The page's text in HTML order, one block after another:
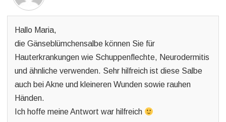
Hallo Maria,
die Gänseblümchensalbe können Sie für
Hauterkrankungen wie Schuppenflechte, Neurodermitis
und ähnliche verwenden. Sehr hilfreich ist diese Salbe
auch bei Akne und kleineren Wunden sowie rauhen
Händen.
Ich hoffe meine Antwort war hilfreich